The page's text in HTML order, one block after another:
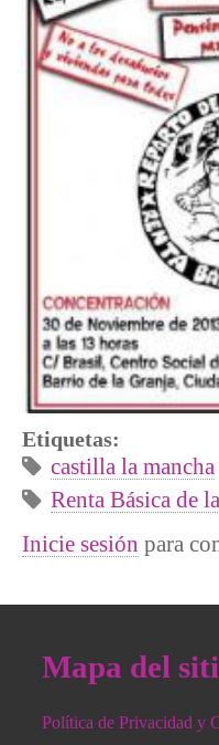
Etiquetas:
castilla la mancha
Renta Básica de
Inicie sesión para
Mapa del
Política de Privacidad y